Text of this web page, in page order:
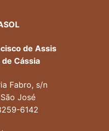
de Assis
de Cássia
Fabro, s/n
José
6142